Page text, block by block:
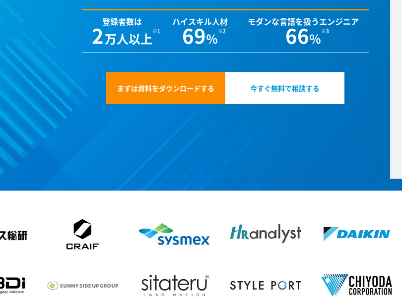
登録者数は
2万人以上
ハイスキル人材
69％
モダンな言語を扱うエンジニア
66％
まずは資料をダウンロードする 今すぐ無料で相談する